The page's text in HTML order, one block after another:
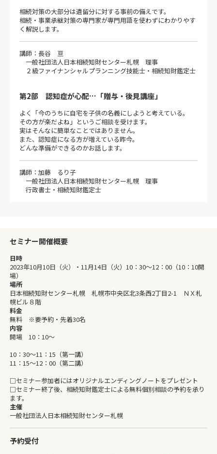
相続対策の大部分は遺留分に対する事前の備えです。
相続・事業承継対策の専門家が専門用語を使わずにわかりやす
く解説します。
講師：長谷 亘
一般社団法人日本相続知財センター札幌 理事
２級ファイナンシャルプランニング技能士・相続知財鑑定士
第2部 認知症が心配…「贈与・後見講座」
よく「今のうちに自宅を子供の名義にしようと考えている。
その方が楽だよね」というご相談を受けます。
実はそんなに簡単なことではありません。
また、認知症になる方が増えている昨今。
どんな準備ができるのかお話します。
講師：加藤 るり子
一般社団法人日本相続知財センター札幌 理事
行政書士・相続知財鑑定士
セミナー開催概要
日時
2023年10月10日（火）・11月14日（火）10：30～12：00（10：10開
場）
場所
日本相続知財センター札幌 札幌市中央区北3条西2丁目2-1 ＮＸ札
幌ビル８階
料金
無料 ※要予約・先着30名
内容
開場 10：10～
10：30～11：15（第一講）
11：15～12：00（第二講）
□セミナー参加者にはオリジナルエンディングノートをプレゼント
□セミナー終了後、相続知財鑑定士による無料個別相談の予約を承り
ます。
主催
一般社団法人日本相続知財センター札幌
予約受付